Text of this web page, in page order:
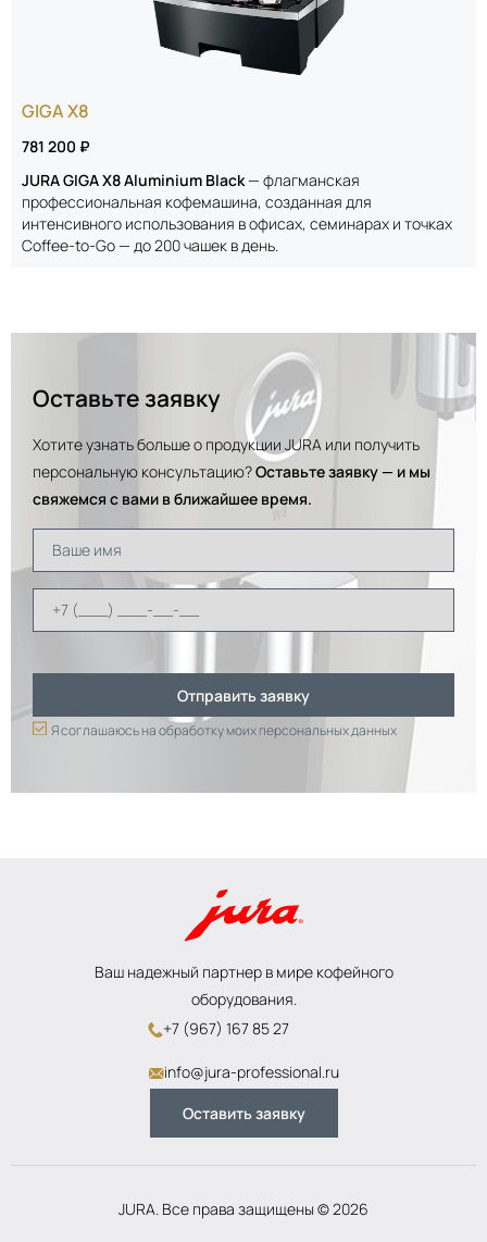
GIGA X8
781 200 ₽
JURA GIGA X8 Aluminium Black— флагманская
профессиональная кофемашина, созданная для
интенсивного использования в офисах, семинарах и точках
Coffee‑to‑Go — до 200 чашек в день.
Оставьте заявку
Хотите узнать больше о продукции JURA или получить
персональную консультацию?Оставьте заявку — и мы
свяжемся с вами в ближайшее время.
Я соглашаюсь на обработку моих персональных данных
Ваш надежный партнер в мире кофейного
оборудования.
+7 (967) 167 85 27
info@jura-professional.ru
Оставить заявку
JURA. Все права защищены © 2026